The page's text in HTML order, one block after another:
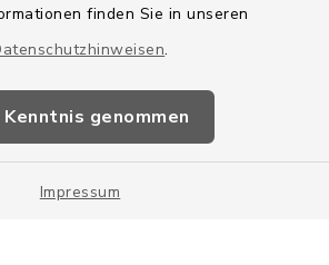
finden Sie in unseren
.
Kenntnis genommen
Impressum
Barrierefreiheit
Impressum
Sitemap